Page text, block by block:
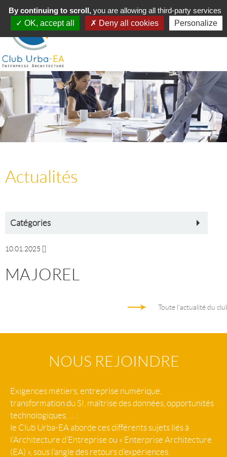
Toggle
navigation
MENU
Actualités
Catégories
10.01.2025
MAJOREL
Toute l'actualité du
NOUS REJOINDRE
Exigences métiers, entreprise numérique,
transformation du SI, maîtrise des données, opportunités
technologiques, … :
le Club Urba-EA aborde ces différents sujets liés à
l’Architecture d’Entreprise ou « Enterprise Architecture
(EA) », sous l’angle des retours d’expériences.
By continuing to scroll,you are allowing all third-party services
OK, accept all
Deny all cookies Personalize